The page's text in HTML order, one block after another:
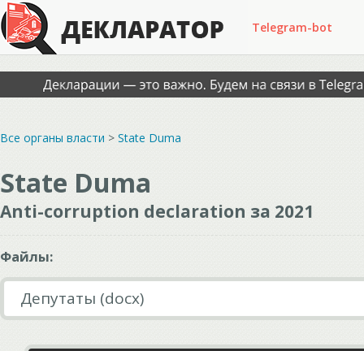
Telegram-bot
Все органы власти > State Duma
State Duma
Anti-corruption declaration за 2021
Файлы:
Депутаты (docx)